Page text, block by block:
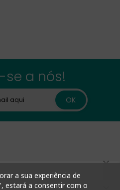
a sua experiência de
estará a consentir com o
a nós!
